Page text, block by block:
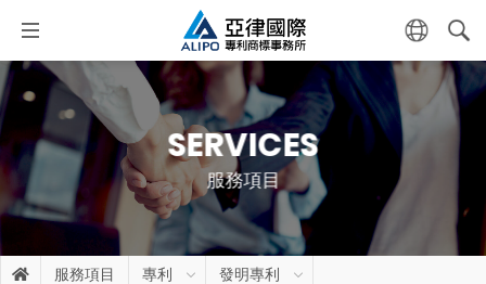
SERVICES
服務項目
服務項目 專利 發明專利